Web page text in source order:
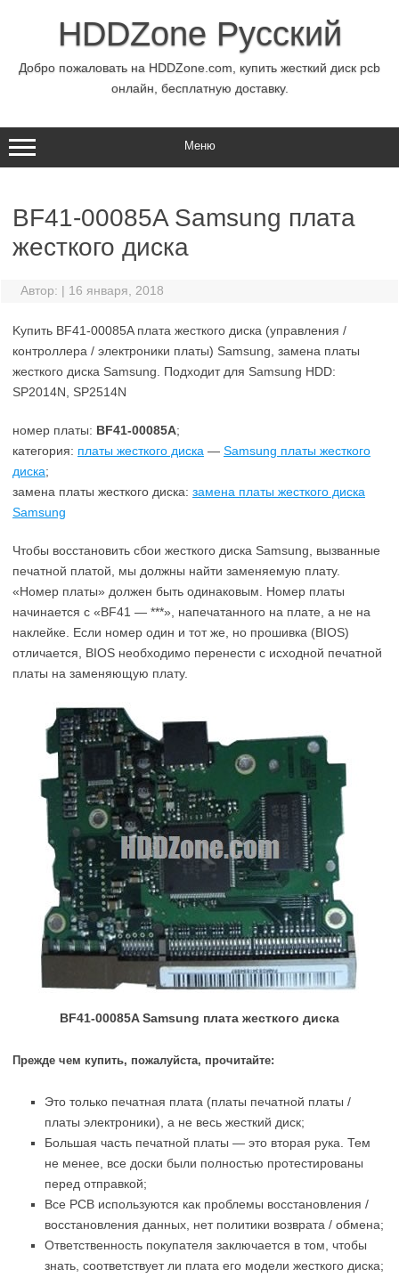
содержимомуHDDZone Русский
Добро пожаловать на HDDZone.com, купить жесткий диск pcb
онлайн, бесплатную доставку.
Меню
BF41-00085A Samsung плата
жесткого диска
Автор: | 16 января, 2018
Kупить BF41-00085A плата жесткого диска (управления /
контроллера / электроники платы) Samsung, замена платы
жесткого диска Samsung. Подходит для Samsung HDD:
SP2014N, SP2514N
номер платы: BF41-00085A;
категория: платы жесткого диска — Samsung платы жесткого
диска;
замена платы жесткого диска: замена платы жесткого диска
Samsung
Чтобы восстановить сбои жесткого диска Samsung, вызванные
печатной платой, мы должны найти заменяемую плату.
«Номер платы» должен быть одинаковым. Номер платы
начинается с «BF41 — ***», напечатанного на плате, а не на
наклейке. Если номер один и тот же, но прошивка (BIOS)
отличается, BIOS необходимо перенести с исходной печатной
платы на заменяющую плату.
BF41-00085A Samsung плата жесткого диска
Прежде чем купить, пожалуйста, прочитайте:
Это только печатная плата (платы печатной платы /
платы электроники), а не весь жесткий диск;
Большая часть печатной платы — это вторая рука. Тем
не менее, все доски были полностью протестированы
перед отправкой;
Все PCB используются как проблемы восстановления /
восстановления данных, нет политики возврата / обмена;
Ответственность покупателя заключается в том, чтобы
знать, соответствует ли плата его модели жесткого диска;